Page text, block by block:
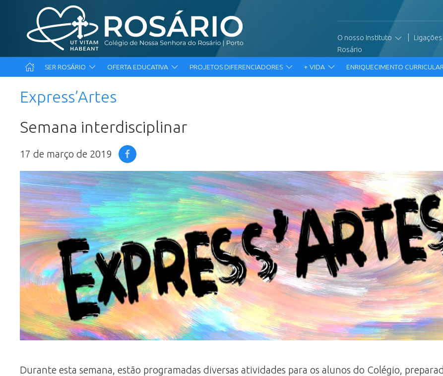
O nosso Instituto Ligações
Rosário
SER ROSÁRIO OFERTA EDUCATIVA PROJETOS DIFERENCIADORES + VIDA ENRIQUECIMENTO
Express’Artes
Semana interdisciplinar
17 de março de 2019
Durante esta semana, estão programadas diversas atividades para os alunos do Colégio,